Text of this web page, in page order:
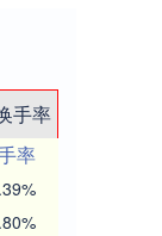
手率
率